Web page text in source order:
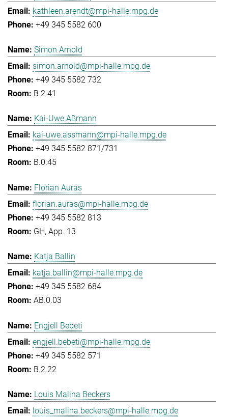
kathleen.arendt@mpi-halle.mpg.de
+49 345 5582 600
Simon Arnold
simon.arnold@mpi-halle.mpg.de
+49 345 5582 732
B.2.41
Kai-Uwe Aßmann
kai-uwe.assmann@mpi-halle.mpg.de
+49 345 5582 871/731
B.0.45
Florian Auras
florian.auras@mpi-halle.mpg.de
+49 345 5582 813
GH, App. 13
Katja Ballin
katja.ballin@mpi-halle.mpg.de
+49 345 5582 684
AB.0.03
Engjell Bebeti
engjell.bebeti@mpi-halle.mpg.de
+49 345 5582 571
B.2.22
Louis Malina Beckers
louis_malina.beckers@mpi-halle.mpg.de